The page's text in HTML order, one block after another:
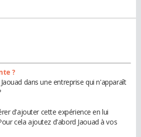
?
dans une entreprise qui n'apparaît
d'ajouter cette expérience en lui
cela ajoutez d'abord Jaouad à vos